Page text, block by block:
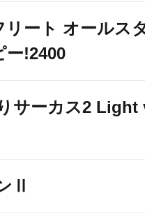
リート オールス
ー!2400
サーカス2 Light
Ⅱ